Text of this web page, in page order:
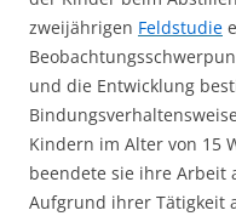
zweijährigen Feldstudie
und die Entwicklung
Kindern im Alter von 15
beendete sie ihre Arbeit
Aufgrund ihrer Tätigkeit